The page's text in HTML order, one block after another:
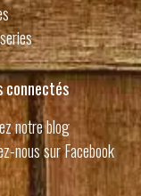
connectés
notre blog
nous sur Facebook